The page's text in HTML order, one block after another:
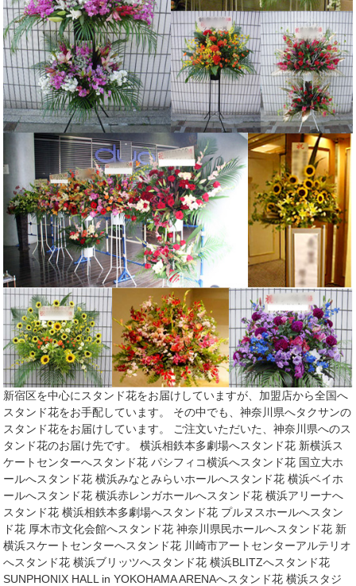
新宿区を中心にスタンド花をお届けしていますが、加盟店から全国へ
スタンド花をお手配しています。 その中でも、神奈川県へタクサンの
スタンド花をお届けしています。 ご注文いただいた、神奈川県へのス
タンド花のお届け先です。 横浜相鉄本多劇場へスタンド花 新横浜ス
ケートセンターへスタンド花 パシフィコ横浜へスタンド花 国立大ホ
ールへスタンド花 横浜みなとみらいホールへスタンド花 横浜ベイホ
ールへスタンド花 横浜赤レンガホールへスタンド花 横浜アリーナへ
スタンド花 横浜相鉄本多劇場へスタンド花 プルヌスホールへスタン
ド花 厚木市文化会館へスタンド花 神奈川県民ホールへスタンド花 新
横浜スケートセンターへスタンド花 川崎市アートセンターアルテリオ
へスタンド花 横浜ブリッツへスタンド花 横浜BLITZへスタンド花
SUNPHONIX HALL in YOKOHAMA ARENAへスタンド花 横浜スタジ